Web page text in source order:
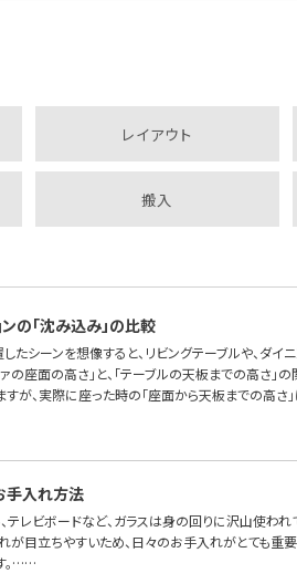
レイアウト
搬入
の「沈み込み」の比較
したシーンを想像すると、リビングテーブルや、ダ
の座面の高さ」と、「テーブルの天板までの高さ
すが、実際に座った時の「座面から天板までの高さ
手入れ方法
、テレビボードなど、ガラスは身の回りに沢山使わ
が目立ちやすいため、日々のお手入れがとても重
。……